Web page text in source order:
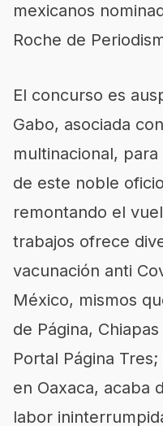
mexicanos
Roche de
El concurso es
Gabo, asociada
multinacional,
de este noble
remontando el
trabajos ofrece
vacunación anti
México, mismos
de Página,
Portal Página
en Oaxaca, acaba
labor